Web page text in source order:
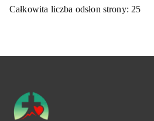
Całkowita liczba odsłon strony: 25